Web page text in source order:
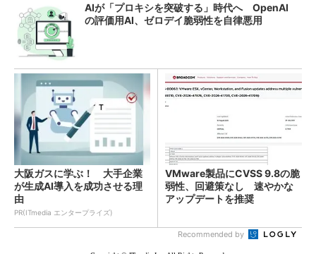
AIが「プロキシを突破する」時代へ OpenAI
の評価用AI、ゼロデイ脆弱性を自律悪用
大阪ガスに学ぶ！ 大手企業
が生成AI導入を成功させる理
由
PR(ITmedia エンタープライズ)
VMware製品にCVSS 9.8の脆
弱性、回避策なし 速やかな
アップデートを推奨
Recommended by